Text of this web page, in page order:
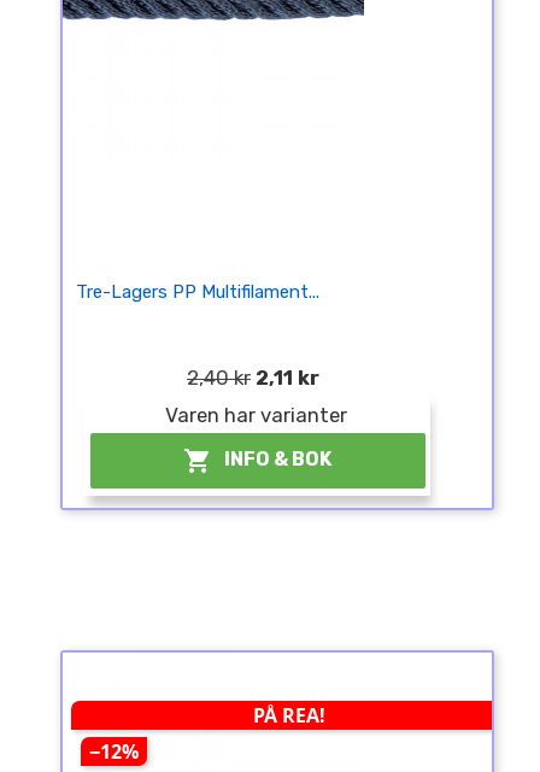
Tre-Lagers PP Multifilament...
2,40 kr 2,11 kr
Varen har varianter
 INFO & BOK
PÅ REA!
−12%